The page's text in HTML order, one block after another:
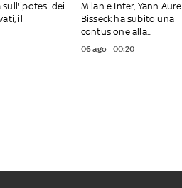
dei
il
Milan e Inter, Yann Aurel
Bisseck ha subito una
contusione alla...
06 ago - 00:20